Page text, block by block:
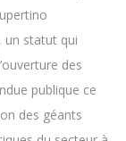
un statut qui
des
publique ce
des géants